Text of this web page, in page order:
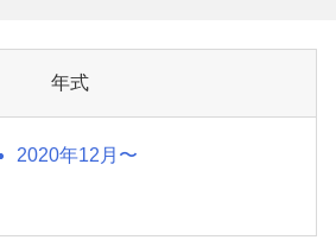
年式
2020年12月〜